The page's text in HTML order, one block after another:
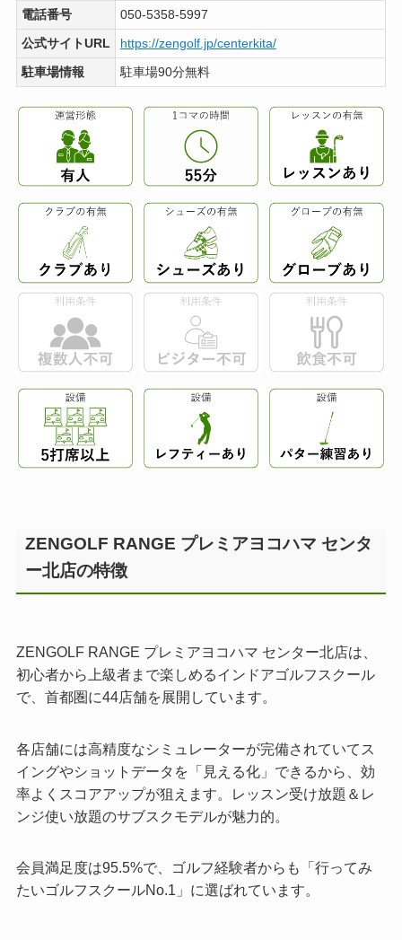
電話番号 050-5358-5997
公式サイトURL https://zengolf.jp/centerkita/
駐車場情報 駐車場90分無料
ZENGOLF RANGE プレミアヨコハマ センタ
ー北店の特徴
ZENGOLF RANGE プレミアヨコハマ センター北店は、
初心者から上級者まで楽しめるインドアゴルフスクール
で、首都圏に44店舗を展開しています。
各店舗には高精度なシミュレーターが完備されていてス
イングやショットデータを「見える化」できるから、効
率よくスコアアップが狙えます。レッスン受け放題＆レ
ンジ使い放題のサブスクモデルが魅力的。
会員満足度は95.5%で、ゴルフ経験者からも「行ってみ
たいゴルフスクールNo.1」に選ばれています。